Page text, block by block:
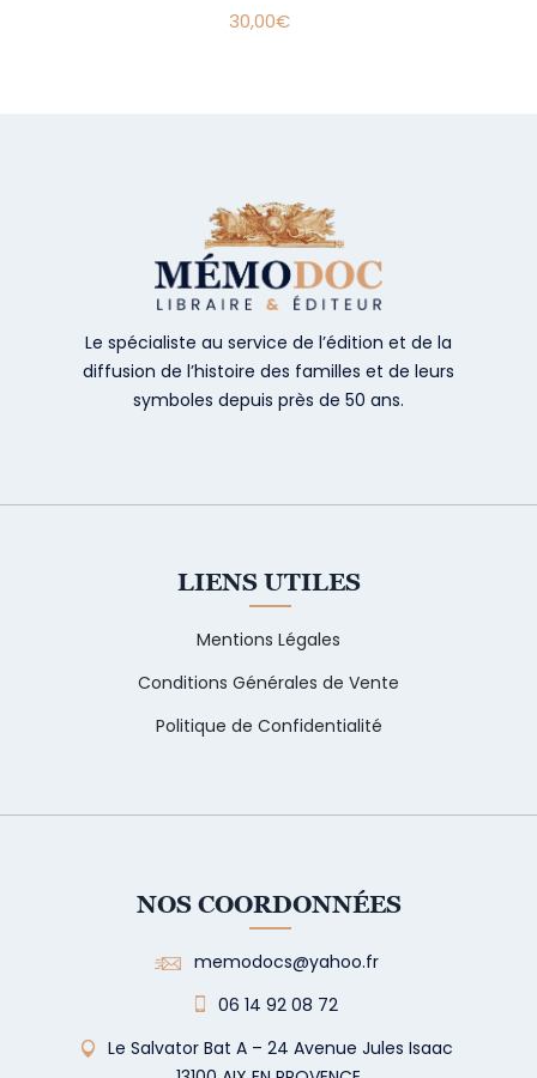
30,00€
Le spécialiste au service de l’édition et de la
diffusion de l’histoire des familles et de leurs
symboles depuis près de 50 ans.
LIENS UTILES
Mentions Légales
Conditions Générales de Vente
Politique de Confidentialité
NOS COORDONNÉES
memodocs@yahoo.fr
06 14 92 08 72
Le Salvator Bat A – 24 Avenue Jules Isaac